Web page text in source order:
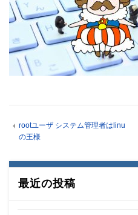
rootユーザ システム管理者はlinu
の王様
最近の投稿